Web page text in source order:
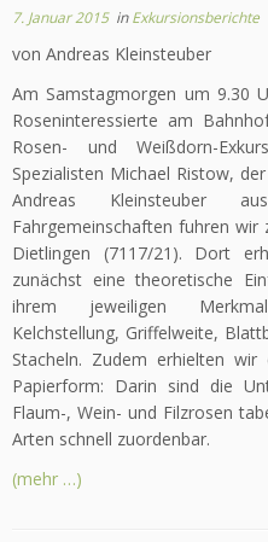
7. Januar 2015inExkursionsberichte
von Andreas Kleinsteuber
Am Samstagmorgen um 9.30
Roseninteressierte am
Rosen- und Weißdorn-
Spezialisten Michael Ristow,
Andreas Kleinsteuber
Fahrgemeinschaften fuhren wir
Dietlingen (7117/21). Dort
zunächst eine theoretische
ihrem jeweiligen
Kelchstellung, Griffelweite,
Stacheln. Zudem erhielten
Papierform: Darin sind die
Flaum-, Wein- und Filzrosen
Arten schnell zuordenbar.
(mehr …)